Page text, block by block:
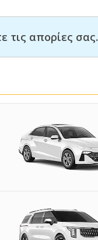
τις απορίες σας.